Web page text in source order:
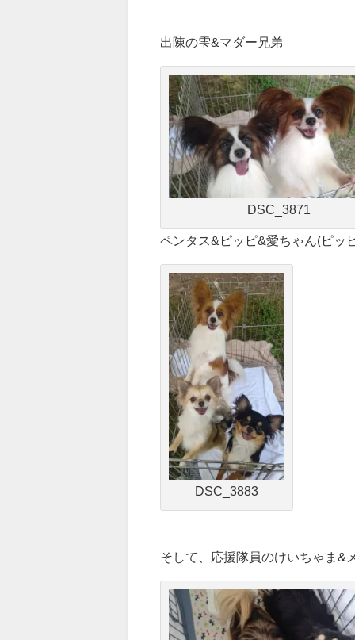
出陳の雫&マダー兄弟
DSC_3871
ペンタス&ピッピ&愛ちゃん(ピッ
DSC_3883
そして、応援隊員のけいちゃま&